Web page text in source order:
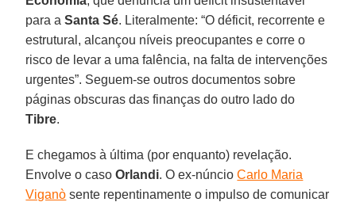
para aSanta Sé. Literalmente: “O déficit, recorrente e
estrutural, alcançou níveis preocupantes e corre o
risco de levar a uma falência, na falta de intervenções
urgentes”. Seguem-se outros documentos sobre
páginas obscuras das finanças do outro lado do
Tibre.
E chegamos à última (por enquanto) revelação.
Envolve o casoOrlandi. O ex-núncioCarlo Maria
Viganò sente repentinamente o impulso de comunicar